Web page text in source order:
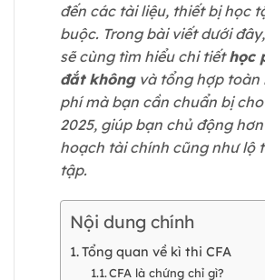
đến các tài liệu, thiết bị học
buộc. Trong bài viết dưới
sẽ cùng tìm hiểu chi tiếthọc
đắt khôngvà tổng hợp toàn
phí mà bạn cần chuẩn bị cho
2025, giúp bạn chủ động
hoạch tài chính cũng như lộ
tập.
Nội dung chính
Tổng quan về kì thi CFA
CFA là chứng chỉ gì?